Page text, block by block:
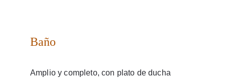
Baño
Amplio y completo, con plato de ducha